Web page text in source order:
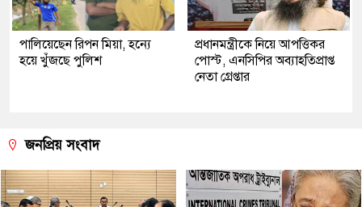
পালিয়েছেন রিপন মিয়া, হন্যে
হয়ে খুঁজছে পুলিশ
প্রধানমন্ত্রীকে নিয়ে আপত্তিকর
পোস্ট, এনসিপির অব্যাহতিপ্রাপ্ত
নেতা গ্রেপ্তার
জনপ্রিয় সংবাদ